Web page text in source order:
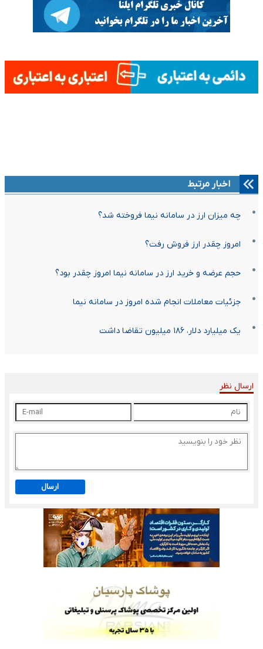
اخبار مرتبط
چه میزان ارز در سامانه نیما فروخته شد؟
امروز چقدر ارز فروش رفت؟
حجم عرضه و خرید ارز در سامانه نیما امروز چقدر بود؟
جزئیات معاملات انجام شده امروز در سامانه نیما
یک میلیارد دلار، ۱۸۶ میلیون تقاضا داشت
ارسال نظر
ارسال